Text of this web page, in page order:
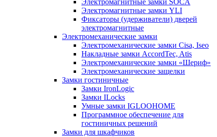
Электромагнитные замки SOCA
Электромагнитные замки YLI
Фиксаторы (удерживатели) дверей
электромагнитные
Электромеханические замки
Электромеханические замки Cisa, Iseo
Накладные замки AccordTec, Atis
Электромеханические замки «Шериф»
Электромеханические защелки
Замки гостиничные
Замки IronLogic
Замки ILocks
Умные замки IGLOOHOME
Программное обеспечение для
гостиничных решений
Замки для шкафчиков